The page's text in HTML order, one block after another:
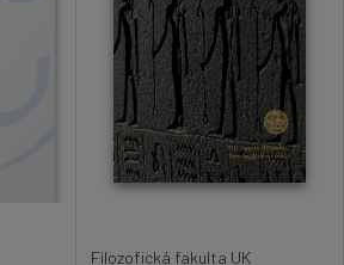
Filozofická fakulta UK